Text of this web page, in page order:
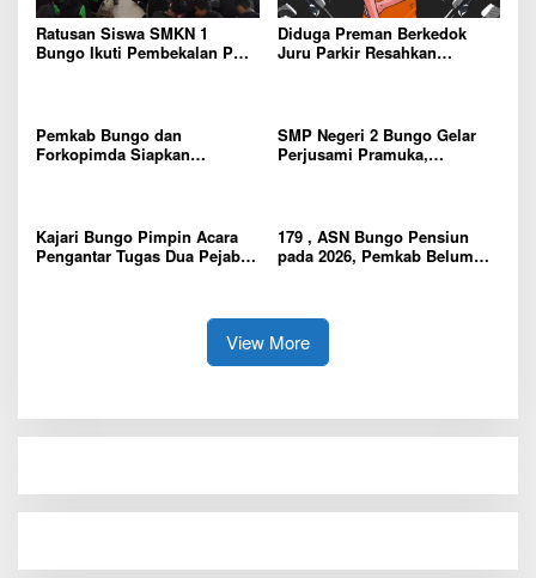
Ratusan Siswa SMKN 1
Bungo Ikuti Pembekalan PKL,
Diduga Preman Berkedok
Juru Parkir Resahkan
Pemkab Bungo dan
Forkopimda Siapkan
polri Pusat
SMP Negeri 2 Bungo Gelar
Perjusami Pramuka,
Kajari Bungo Pimpin Acara
Pengantar Tugas Dua Pejabat
179 , ASN Bungo Pensiun
pada 2026, Pemkab Belum
View More